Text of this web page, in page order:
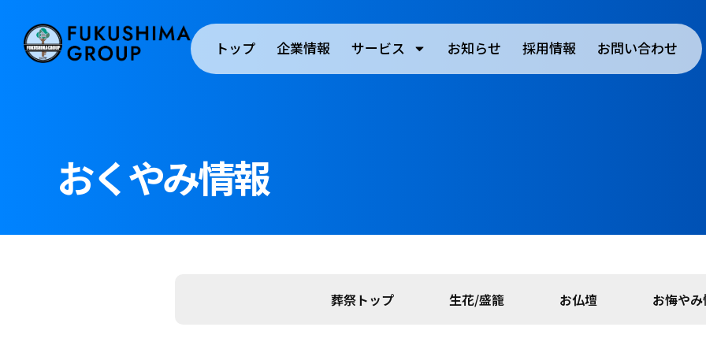
トップ 企業情報 サービス お知らせ 採用情報 お問い合わせ
おくやみ情報
葬祭トップ 生花/盛籠 お仏壇 お悔や